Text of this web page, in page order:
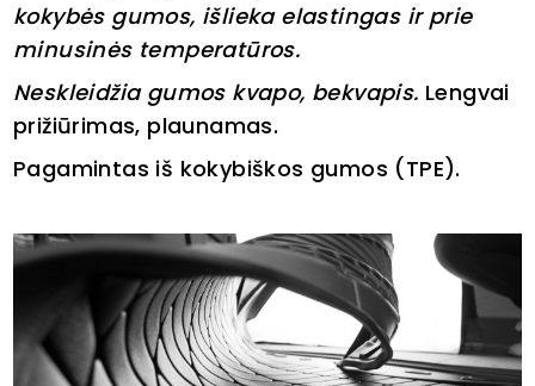
kokybės gumos, išlieka elastingas ir prie
minusinės temperatūros.
Neskleidžia gumos kvapo, bekvapis. Lengvai
prižiūrimas, plaunamas.
Pagamintas iš kokybiškos gumos (TPE).